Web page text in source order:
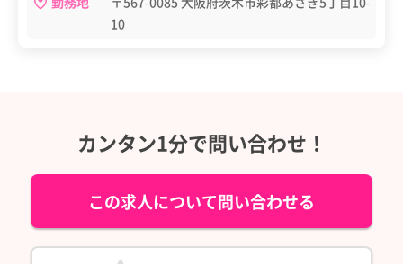
10
カンタン1分で問い合わせ！
この求人について問い合わせる